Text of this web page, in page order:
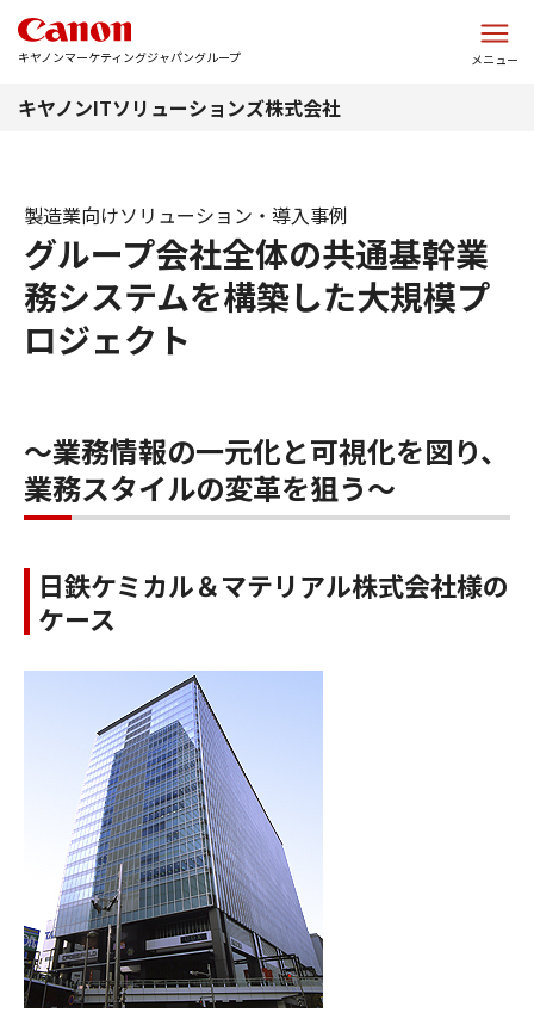
キヤノンマーケティングジャパングループ メニュー
キヤノンITソリューションズ株式会社
グループ会社全体の共通基幹業
務システムを構築した大規模プ
ロジェクト
製造業向けソリューション・導入事例
～業務情報の一元化と可視化を図り、
業務スタイルの変革を狙う～
日鉄ケミカル＆マテリアル株式会社様の
ケース